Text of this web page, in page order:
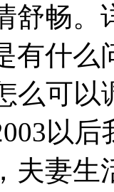
舒畅。
有什么
么可
以
夫妻生